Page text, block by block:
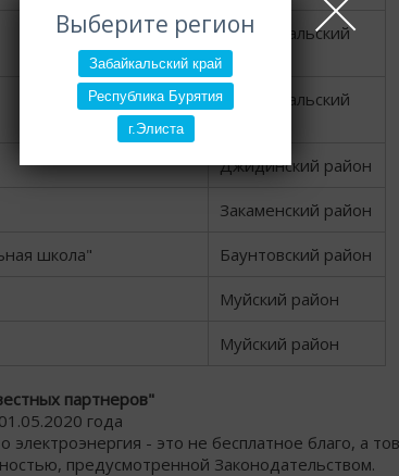
Выберите регион
Забайкальский край
Республика Бурятия
г.Элиста
Прибайкальский
район
Прибайкальский
Джидинский район
Закаменский район
школа" Баунтовский район
Муйский район
Муйский район
партнеров"
года
- это не бесплатное благо, а
предусмотренной Законодательством.